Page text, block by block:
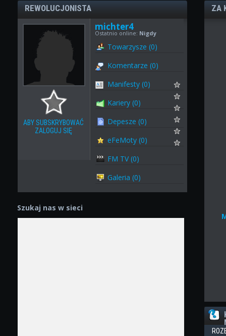
REWOLUCJONISTA
ABY SUBSKRYBOWAĆ
ZALOGUJ SIĘ
michter4
Ostatnio online: Nigdy
Towarzysze (0)
Komentarze (0)
Manifesty (0)
Kariery (0)
Depesze (0)
eFeMoty (0)
FM TV (0)
Galeria (0)
Szukaj nas w sieci
ZA